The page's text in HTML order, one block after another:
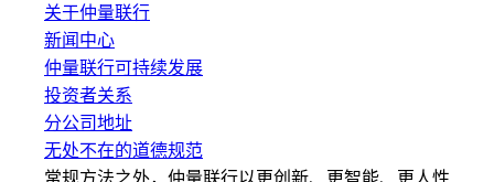
关于仲量联行
新闻中心
仲量联行可持续发展
投资者关系
分公司地址
无处不在的道德规范